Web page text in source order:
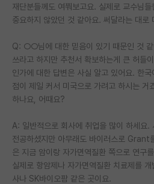
재단분들께도 여쭤보고요. 실제로 교수님
중요하지 않았던 것 같아요. 써달라는 대로
Q: ○○님에 대한 믿음이 있기 때문인 것 같
쓰라고 하지만 추천서 확보하는게 큰 허들
인가에 대한 답변은 사실 알고 있어요. 한
점이 제일 커서 미국으로 가려고 하시는 거
하나요, 어때요?
A: 일반적으로 회사에 취업을 많이 하세요.
전공하셨지만 아무래도 바이러스로 Grant
은 지금 암이랑 자가면역질환 쪽으로 연구
실제로 항암제나 자가면역질환 치료제를
사나 SK바이오팜 같은 곳이요.